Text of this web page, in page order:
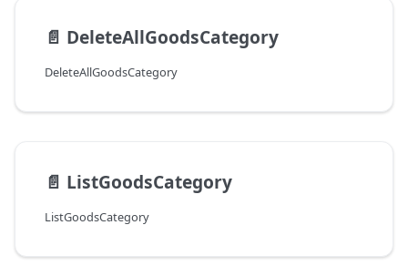
📄️ DeleteAllGoodsCategory
DeleteAllGoodsCategory
📄️ ListGoodsCategory
ListGoodsCategory